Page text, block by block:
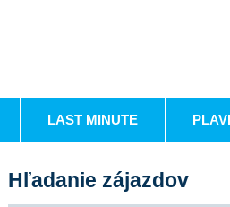
LAST MINUTE
Hľadanie zájazdov